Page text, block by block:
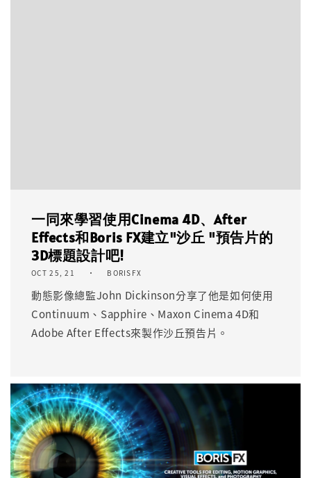
一同來學習使用Cinema 4D、After
Effects和Boris FX建立"沙丘 "預告片的
3D標題設計吧!
OCT 25, 21 BORISFX
動態影像總監John Dickinson分享了他是如何使用
Continuum、Sapphire、Maxon Cinema 4D和
Adobe After Effects來製作沙丘預告片。